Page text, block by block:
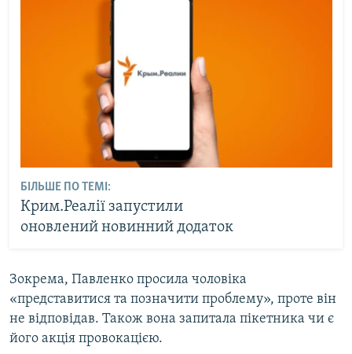
БІЛЬШЕ ПО ТЕМІ:
Крим.Реалії запустили
оновлений новинний додаток
Зокрема, Павленко просила чоловіка
«представитися та позначити проблему», проте він
не відповідав. Також вона запитала пікетника чи є
його акція провокацією.